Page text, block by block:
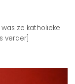
ze katholieke
verder]